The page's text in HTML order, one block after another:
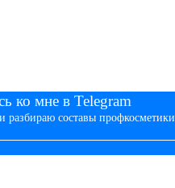
ко мне в Telegram
разбираю составы профкосметики